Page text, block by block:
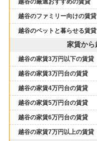
越谷の厳選おすすめの賃貸
越谷のファミリー向けの賃貸
越谷のペットと暮らせる賃貸
家賃から
越谷の家賃3万円以下の賃貸
越谷の家賃3万円台の賃貸
越谷の家賃4万円台の賃貸
越谷の家賃5万円台の賃貸
越谷の家賃6万円台の賃貸
越谷の家賃7万円以上の賃貸